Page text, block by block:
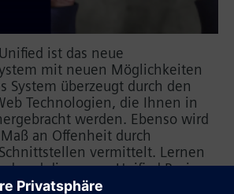
ist das neue
mit neuen Möglichkeiten
System überzeugt durch den
Technologien, die Ihnen in
werden. Ebenso wird
an Offenheit durch
vermittelt. Lernen
und die neuen Unified Basic
Comfort Panels